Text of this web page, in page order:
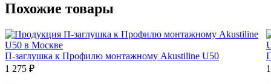
Похожие товары
П-заглушка к Профилю монтажному Akustiline U50
1 275 ₽